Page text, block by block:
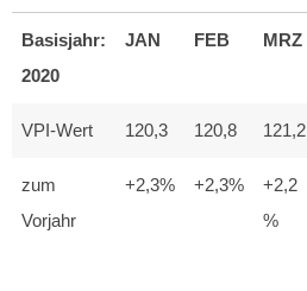
Basisjahr:
2020
JAN FEB MRZ
VPI-Wert 120,3 120,8 121,2
zum
Vorjahr
+2,3% +2,3%
+2,2
%